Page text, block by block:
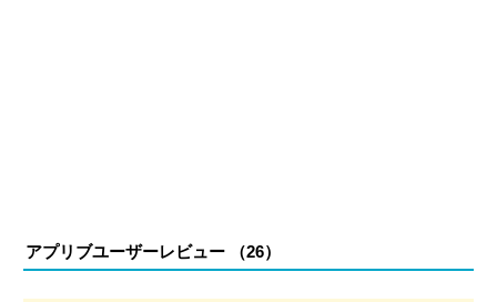
アプリブユーザーレビュー （26）